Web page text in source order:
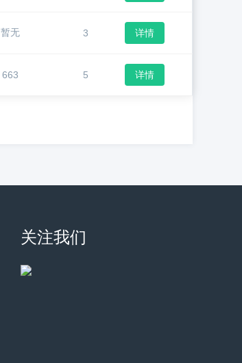
暂无 3 详情
663 5 详情
关注我们